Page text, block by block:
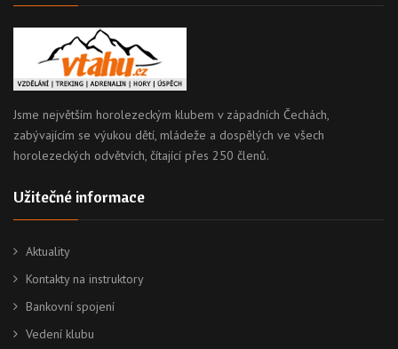
Jsme největším horolezeckým klubem v západních Čechách,
zabývajícím se výukou dětí, mládeže a dospělých ve všech
horolezeckých odvětvích, čítající přes 250 členů.
Užitečné informace
Aktuality
Kontakty na instruktory
Bankovní spojení
Vedení klubu